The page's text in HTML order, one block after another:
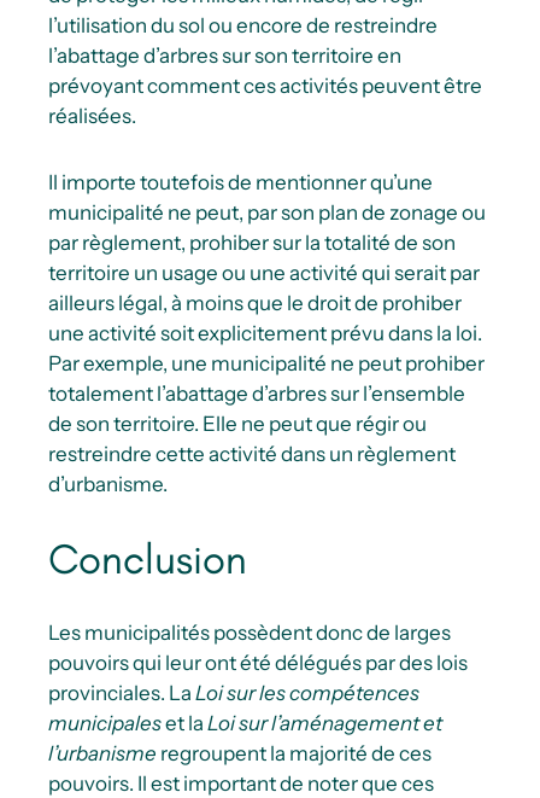
l’utilisation du sol ou encore de restreindre
l’abattage d’arbres sur son territoire en
prévoyant comment ces activités peuvent être
réalisées.
Il importe toutefois de mentionner qu’une
municipalité ne peut, par son plan de zonage ou
par règlement, prohiber sur la totalité de son
territoire un usage ou une activité qui serait par
ailleurs légal, à moins que le droit de prohiber
une activité soit explicitement prévu dans la loi.
Par exemple, une municipalité ne peut prohiber
totalement l’abattage d’arbres sur l’ensemble
de son territoire. Elle ne peut que régir ou
restreindre cette activité dans un règlement
d’urbanisme.
Conclusion
Les municipalités possèdent donc de larges
pouvoirs qui leur ont été délégués par des lois
provinciales. La Loi sur les compétences
municipaleset la Loi sur l’aménagement et
l’urbanisme regroupent la majorité de ces
pouvoirs. Il est important de noter que ces